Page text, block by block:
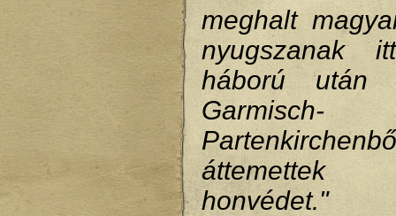
meghalt
nyugszanak
háború után
Garmisch-
áttemettek
honvédet."